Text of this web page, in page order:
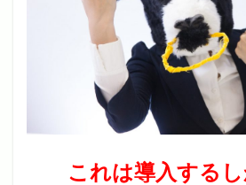
これは導入するし